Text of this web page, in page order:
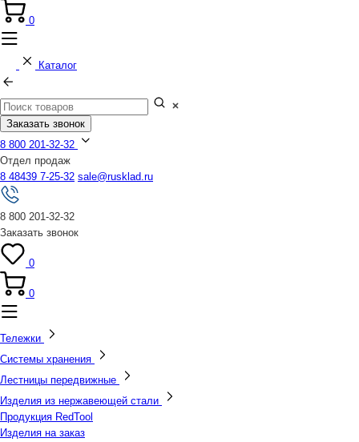
0
Каталог
Заказать звонок
8 800 201-32-32
Отдел продаж
8 48439 7-25-32 sale@rusklad.ru
8 800 201-32-32
Заказать звонок
0
0
Тележки
Системы хранения
Лестницы передвижные
Изделия из нержавеющей стали
Продукция RedTool
Изделия на заказ